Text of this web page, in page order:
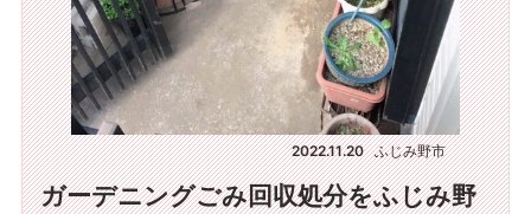
2022.11.20 ふじみ野市
ガーデニングごみ回収処分をふじみ野